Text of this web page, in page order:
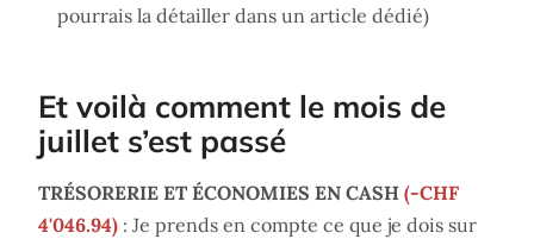
pourrais la détailler dans un article dédié)
Et voilà comment le mois de
juillet s’est passé
TRÉSORERIE ET ÉCONOMIES EN CASH (-CHF
4'046.94) : Je prends en compte ce que je dois sur